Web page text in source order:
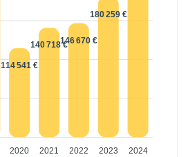
114 541 €
140 718 €146 670 €
180 259 €
2020 2021 2022 2023 2024